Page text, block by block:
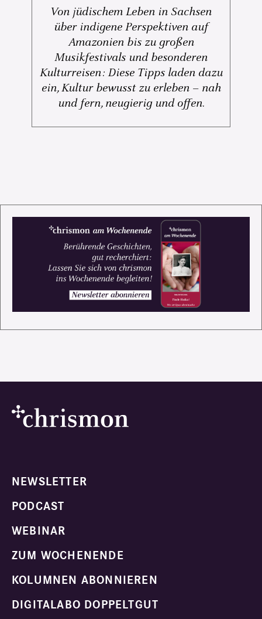
Von jüdischem Leben in Sachsen
über indigene Perspektiven auf
Amazonien bis zu großen
Musikfestivals und besonderen
Kulturreisen: Diese Tipps laden dazu
ein, Kultur bewusst zu erleben – nah
und fern, neugierig und offen.
NEWSLETTER
PODCAST
WEBINAR
ZUM WOCHENENDE
KOLUMNEN ABONNIEREN
DIGITALABO DOPPELTGUT